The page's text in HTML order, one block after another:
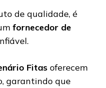
de qualidade, é
fornecedor de
Fitas oferecem
garantindo que